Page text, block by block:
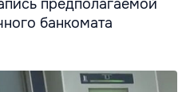
предполагаемой
банкомата